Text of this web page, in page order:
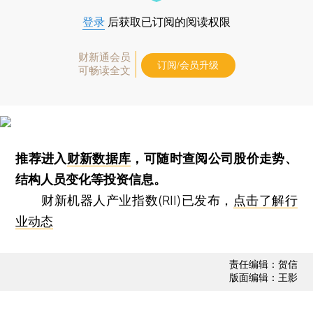
登录 后获取已订阅的阅读权限
财新通会员
可畅读全文
订阅/会员升级
推荐进入财新数据库 ，可随时查阅公司股价走势、
结构人员变化等投资信息。
财新机器人产业指数(RII)已发布， 点击了解行
业动态
责任编辑：贺信
版面编辑：王影